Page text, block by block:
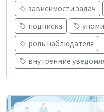
зависимости задач
подписка
роль наблюдателя
внутренние